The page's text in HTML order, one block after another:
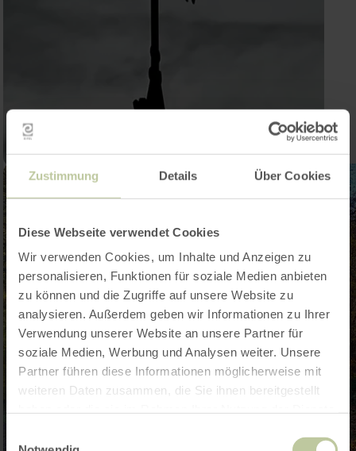
Zustimmung Details Über Cookies
Diese Webseite verwendet Cookies
Wir verwenden Cookies, um Inhalte und Anzeigen zu
personalisieren, Funktionen für soziale Medien anbieten
zu können und die Zugriffe auf unsere Website zu
analysieren. Außerdem geben wir Informationen zu Ihrer
Verwendung unserer Website an unsere Partner für
soziale Medien, Werbung und Analysen weiter. Unsere
Partner führen diese Informationen möglicherweise mit
weiteren Daten zusammen, die Sie ihnen bereitgestellt